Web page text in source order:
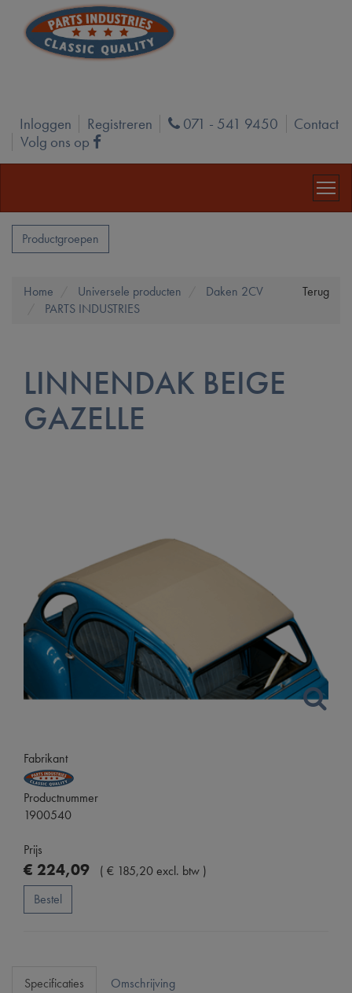
Inloggen Registreren Phone
071 - 541 9450
Contact
Volg ons op
Facebook
Productgroepen
Terug
Home Universele producten
Daken 2CV
PARTS INDUSTRIES
LINNENDAK BEIGE
GAZELLE
Fabrikant
Productnummer
1900540
Prijs
€ 224,09 ( € 185,20excl. btw )
Bestel
Specificaties Omschrijving